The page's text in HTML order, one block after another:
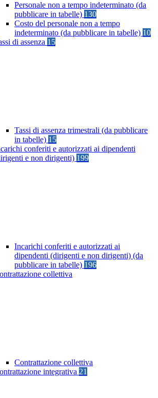
Personale non a tempo indeterminato (da
pubblicare in tabelle) 130
Costo del personale non a tempo
indeterminato (da pubblicare in tabelle) 10
di assenza 15
Tassi di assenza trimestrali (da pubblicare
in tabelle) 15
conferiti e autorizzati ai dipendenti
e non dirigenti) 199
Incarichi conferiti e autorizzati ai
dipendenti (dirigenti e non dirigenti) (da
pubblicare in tabelle) 196
collettiva
Contrattazione collettiva
integrativa 21